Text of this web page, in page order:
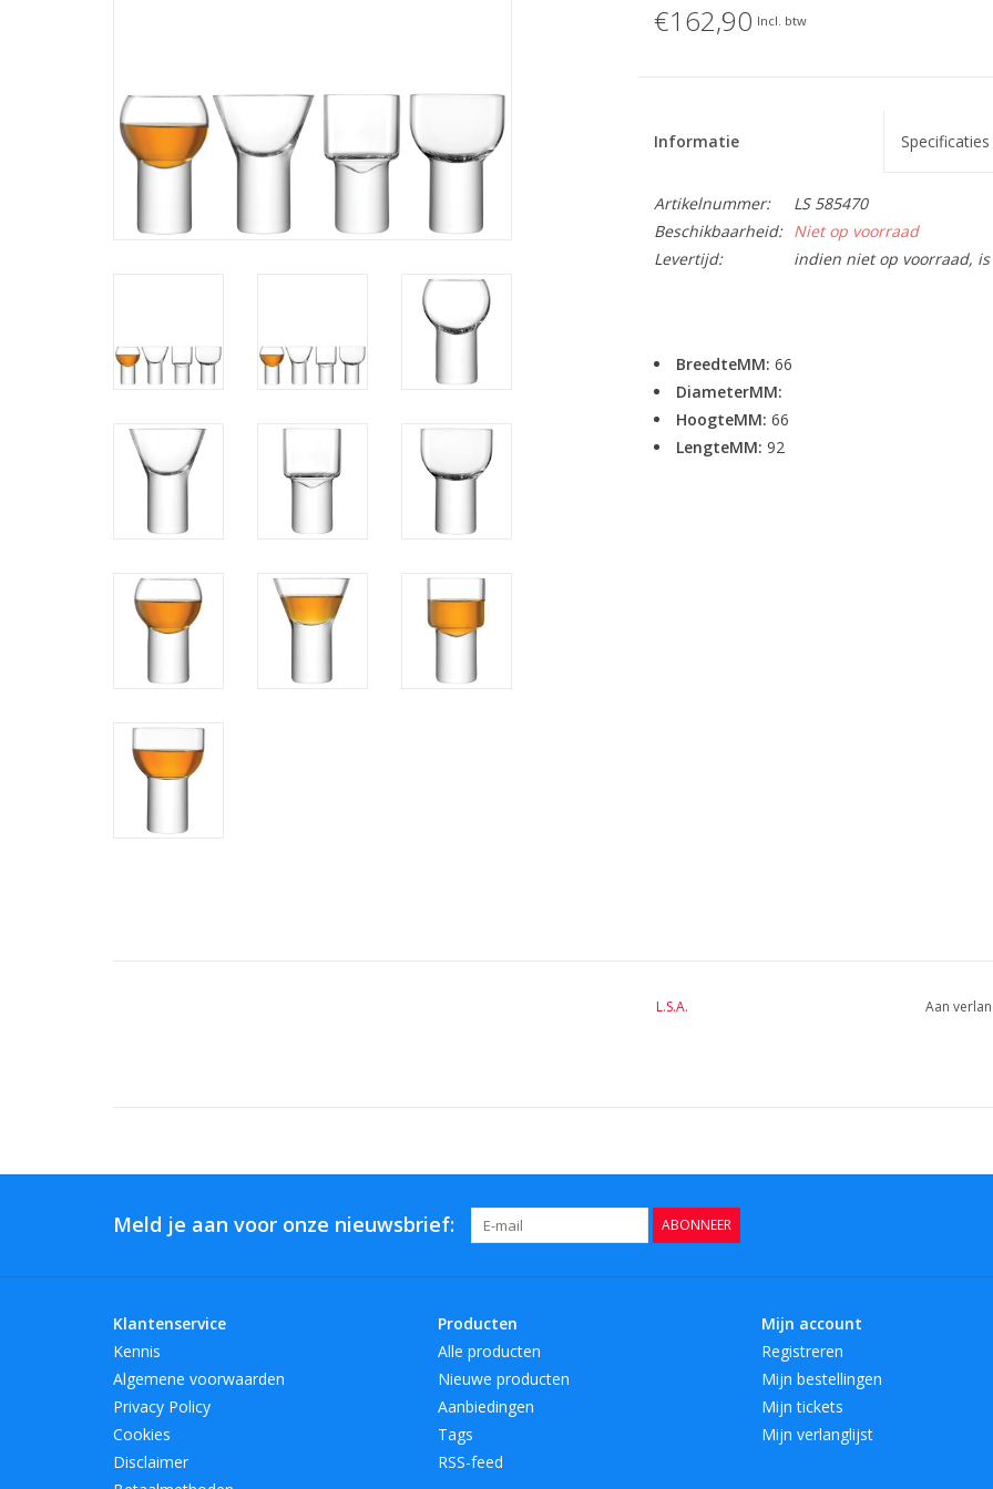
€162,90 Incl. btw
Informatie Specificaties
Artikelnummer:
LS 585470
Beschikbaarheid:
Niet op voorraad
Levertijd:
indien niet op voorraad,
BreedteMM: 66
DiameterMM:
HoogteMM: 66
LengteMM: 92
L.S.A. Aan
Meld je aan voor onze nieuwsbrief: ABONNEER
Klantenservice
Kennis
Algemene voorwaarden
Privacy Policy
Cookies
Disclaimer
Producten
Alle producten
Nieuwe producten
Aanbiedingen
Tags
RSS-feed
Mijn account
Registreren
Mijn bestellingen
Mijn tickets
Mijn verlanglijst